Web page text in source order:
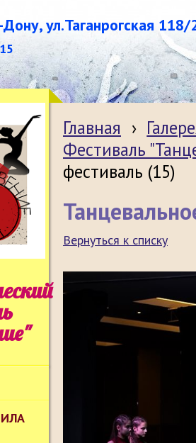
Дону, ул.Таганрогская 118/
Главная ›
Фестиваль
фестиваль (15)
Вернуться к списку